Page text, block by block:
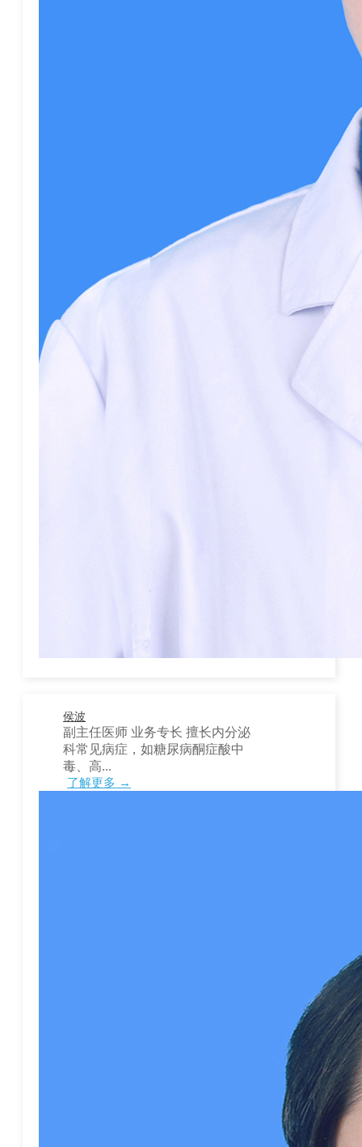
侯波
副主任医师 业务专长 擅长内分泌
科常见病症，如糖尿病酮症酸中
毒、高...
了解更多 →